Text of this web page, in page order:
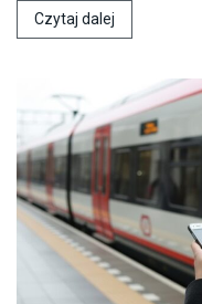
Czytaj dalej